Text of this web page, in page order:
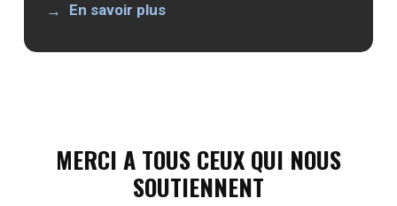
En savoir plus
MERCI A TOUS CEUX QUI NOUS
SOUTIENNENT